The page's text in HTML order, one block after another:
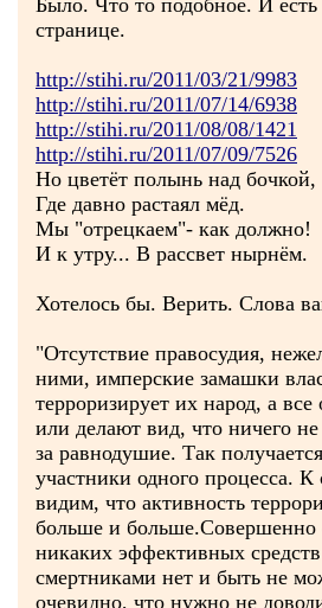
Было. Что то подобное. И
странице.
http://stihi.ru/2011/03/21/9983
http://stihi.ru/2011/07/14/6938
http://stihi.ru/2011/08/08/1421
http://stihi.ru/2011/07/09/7526
Но цветёт полынь над бочкой,
Где давно растаял мёд.
Мы "отрецкаем"- как должно!
И к утру... В рассвет нырнём.
Хотелось бы. Верить. Слова
"Отсутствие правосудия,
ними, имперские замашки
терроризирует их народ, а
или делают вид, что ничего
за равнодушие. Так
участники одного процесса.
видим, что активность
больше и больше.Совершенно
никаких эффективных
смертниками нет и быть не
очевидно, что нужно не